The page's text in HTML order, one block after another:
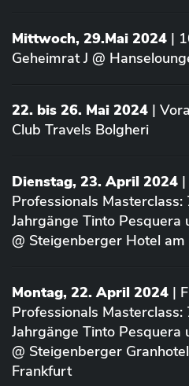
Mittwoch, 29.Mai 2024 |
Geheimrat J @
22. bis 26. Mai 2024 |
Club Travels Bolgheri
Dienstag, 23. April 2024
Professionals
Jahrgänge Tinto Pesquera
@ Steigenberger Hotel
Montag, 22. April 2024 |
Professionals
Jahrgänge Tinto Pesquera
@ Steigenberger
Frankfurt